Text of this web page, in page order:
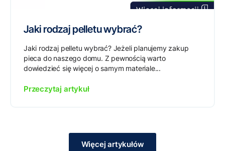
Jaki rodzaj pelletu wybrać?
Jaki rodzaj pelletu wybrać? Jeżeli planujemy zakup
pieca do naszego domu. Z pewnością warto
dowiedzieć się więcej o samym materiale...
Przeczytaj artykuł
Więcej artykułów